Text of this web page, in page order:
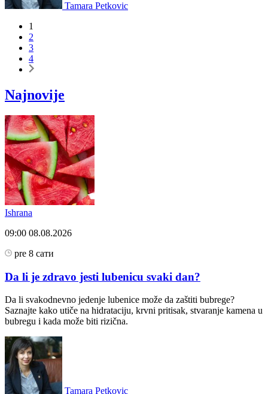
Tamara Petkovic
1
2
3
4
Najnovije
Ishrana
09:00 08.08.2026
pre 8 сати
Da li je zdravo jesti lubenicu svaki dan?
Da li svakodnevno jedenje lubenice može da zaštiti bubrege?
Saznajte kako utiče na hidrataciju, krvni pritisak, stvaranje kamena u
bubregu i kada može biti rizična.
Tamara Petkovic